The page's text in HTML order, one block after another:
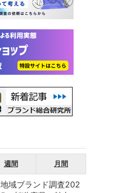
週間 月間
地域ブランド調査202